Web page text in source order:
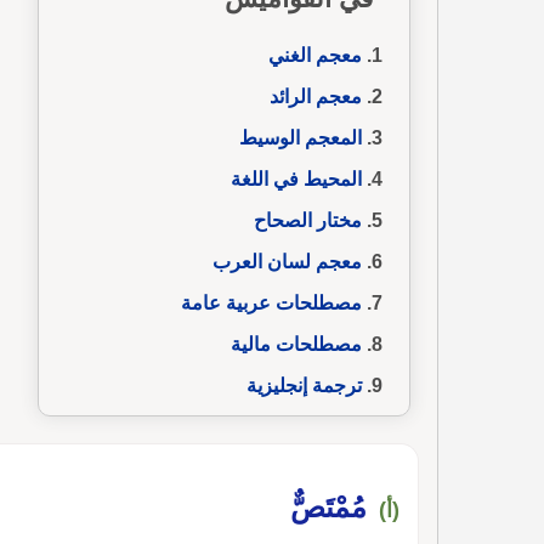
معجم الغني
معجم الرائد
المعجم الوسيط
المحيط في اللغة
مختار الصحاح
معجم لسان العرب
مصطلحات عربية عامة
مصطلحات مالية
ترجمة إنجليزية
(أ) مُمْتَصٌّ